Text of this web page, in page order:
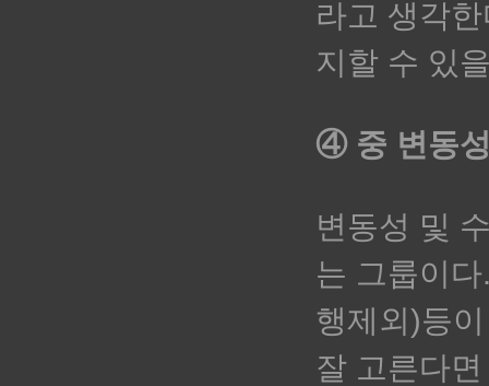
라고 생각
지할 수 있
④ 중 변동
변동성 및
는 그룹이
행제외)등
잘 고른다